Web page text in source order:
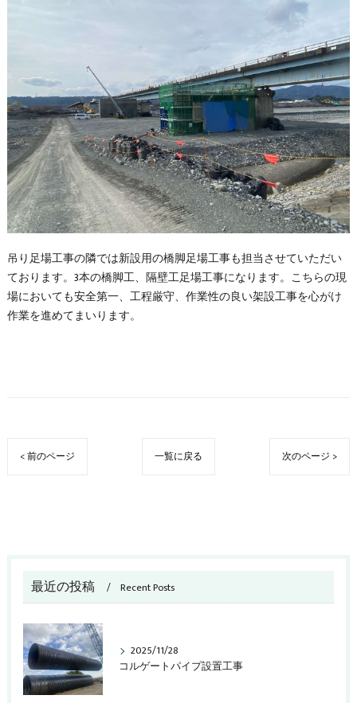
吊り足場工事の隣では新設用の橋脚足場工事も担当させていただい
ております。3本の橋脚工、隔壁工足場工事になります。こちらの現
場においても安全第一、工程厳守、作業性の良い架設工事を心がけ
作業を進めてまいります。
< 前のページ 一覧に戻る 次のページ >
最近の投稿 Recent Posts
2025/11/28
コルゲートパイプ設置工事